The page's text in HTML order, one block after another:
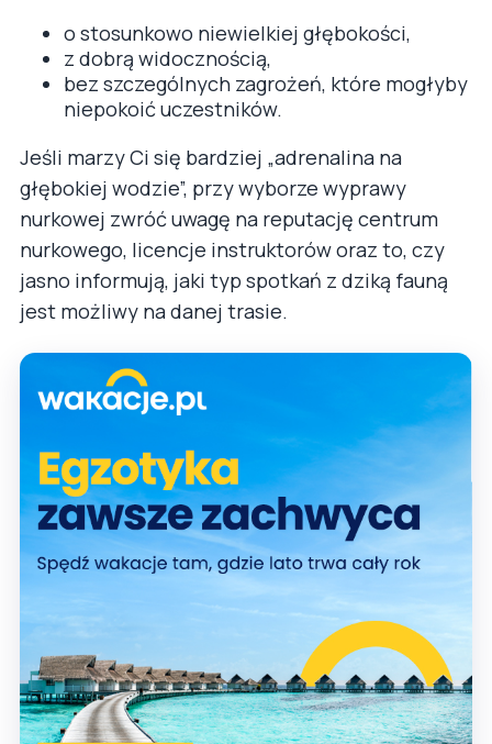
o stosunkowo niewielkiej głębokości,
z dobrą widocznością,
bez szczególnych zagrożeń, które mogłyby
niepokoić uczestników.
Jeśli marzy Ci się bardziej „adrenalina na
głębokiej wodzie”, przy wyborze wyprawy
nurkowej zwróć uwagę na reputację centrum
nurkowego, licencje instruktorów oraz to, czy
jasno informują, jaki typ spotkań z dziką fauną
jest możliwy na danej trasie.